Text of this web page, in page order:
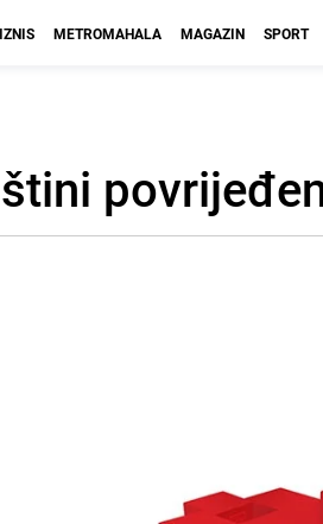
METROMAHALA MAGAZIN SPORT